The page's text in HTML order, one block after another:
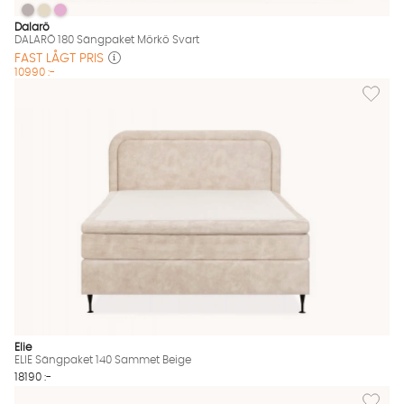
DALARÖ 180 Sängpaket Mörkö Svart Finns även i dessa färger:
DALARÖ 180 Sängpaket Mörkö Svart
DALARÖ 180 Sängpaket Mörkö Svart
DALARÖ 180 Sängpaket Mörkö Svart
Dalarö
DALARÖ 180 Sängpaket Mörkö Svart
FAST LÅGT PRIS
10990 :-
Lägg
Elie
ELIE Sängpaket 140 Sammet Beige
18190 :-
Lägg